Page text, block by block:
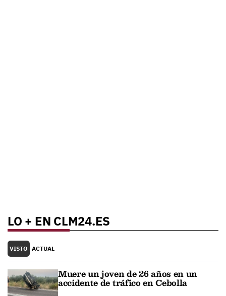
LO + EN CLM24.ES
VISTO ACTUAL
Muere un joven de 26 años en un
accidente de tráfico en Cebolla